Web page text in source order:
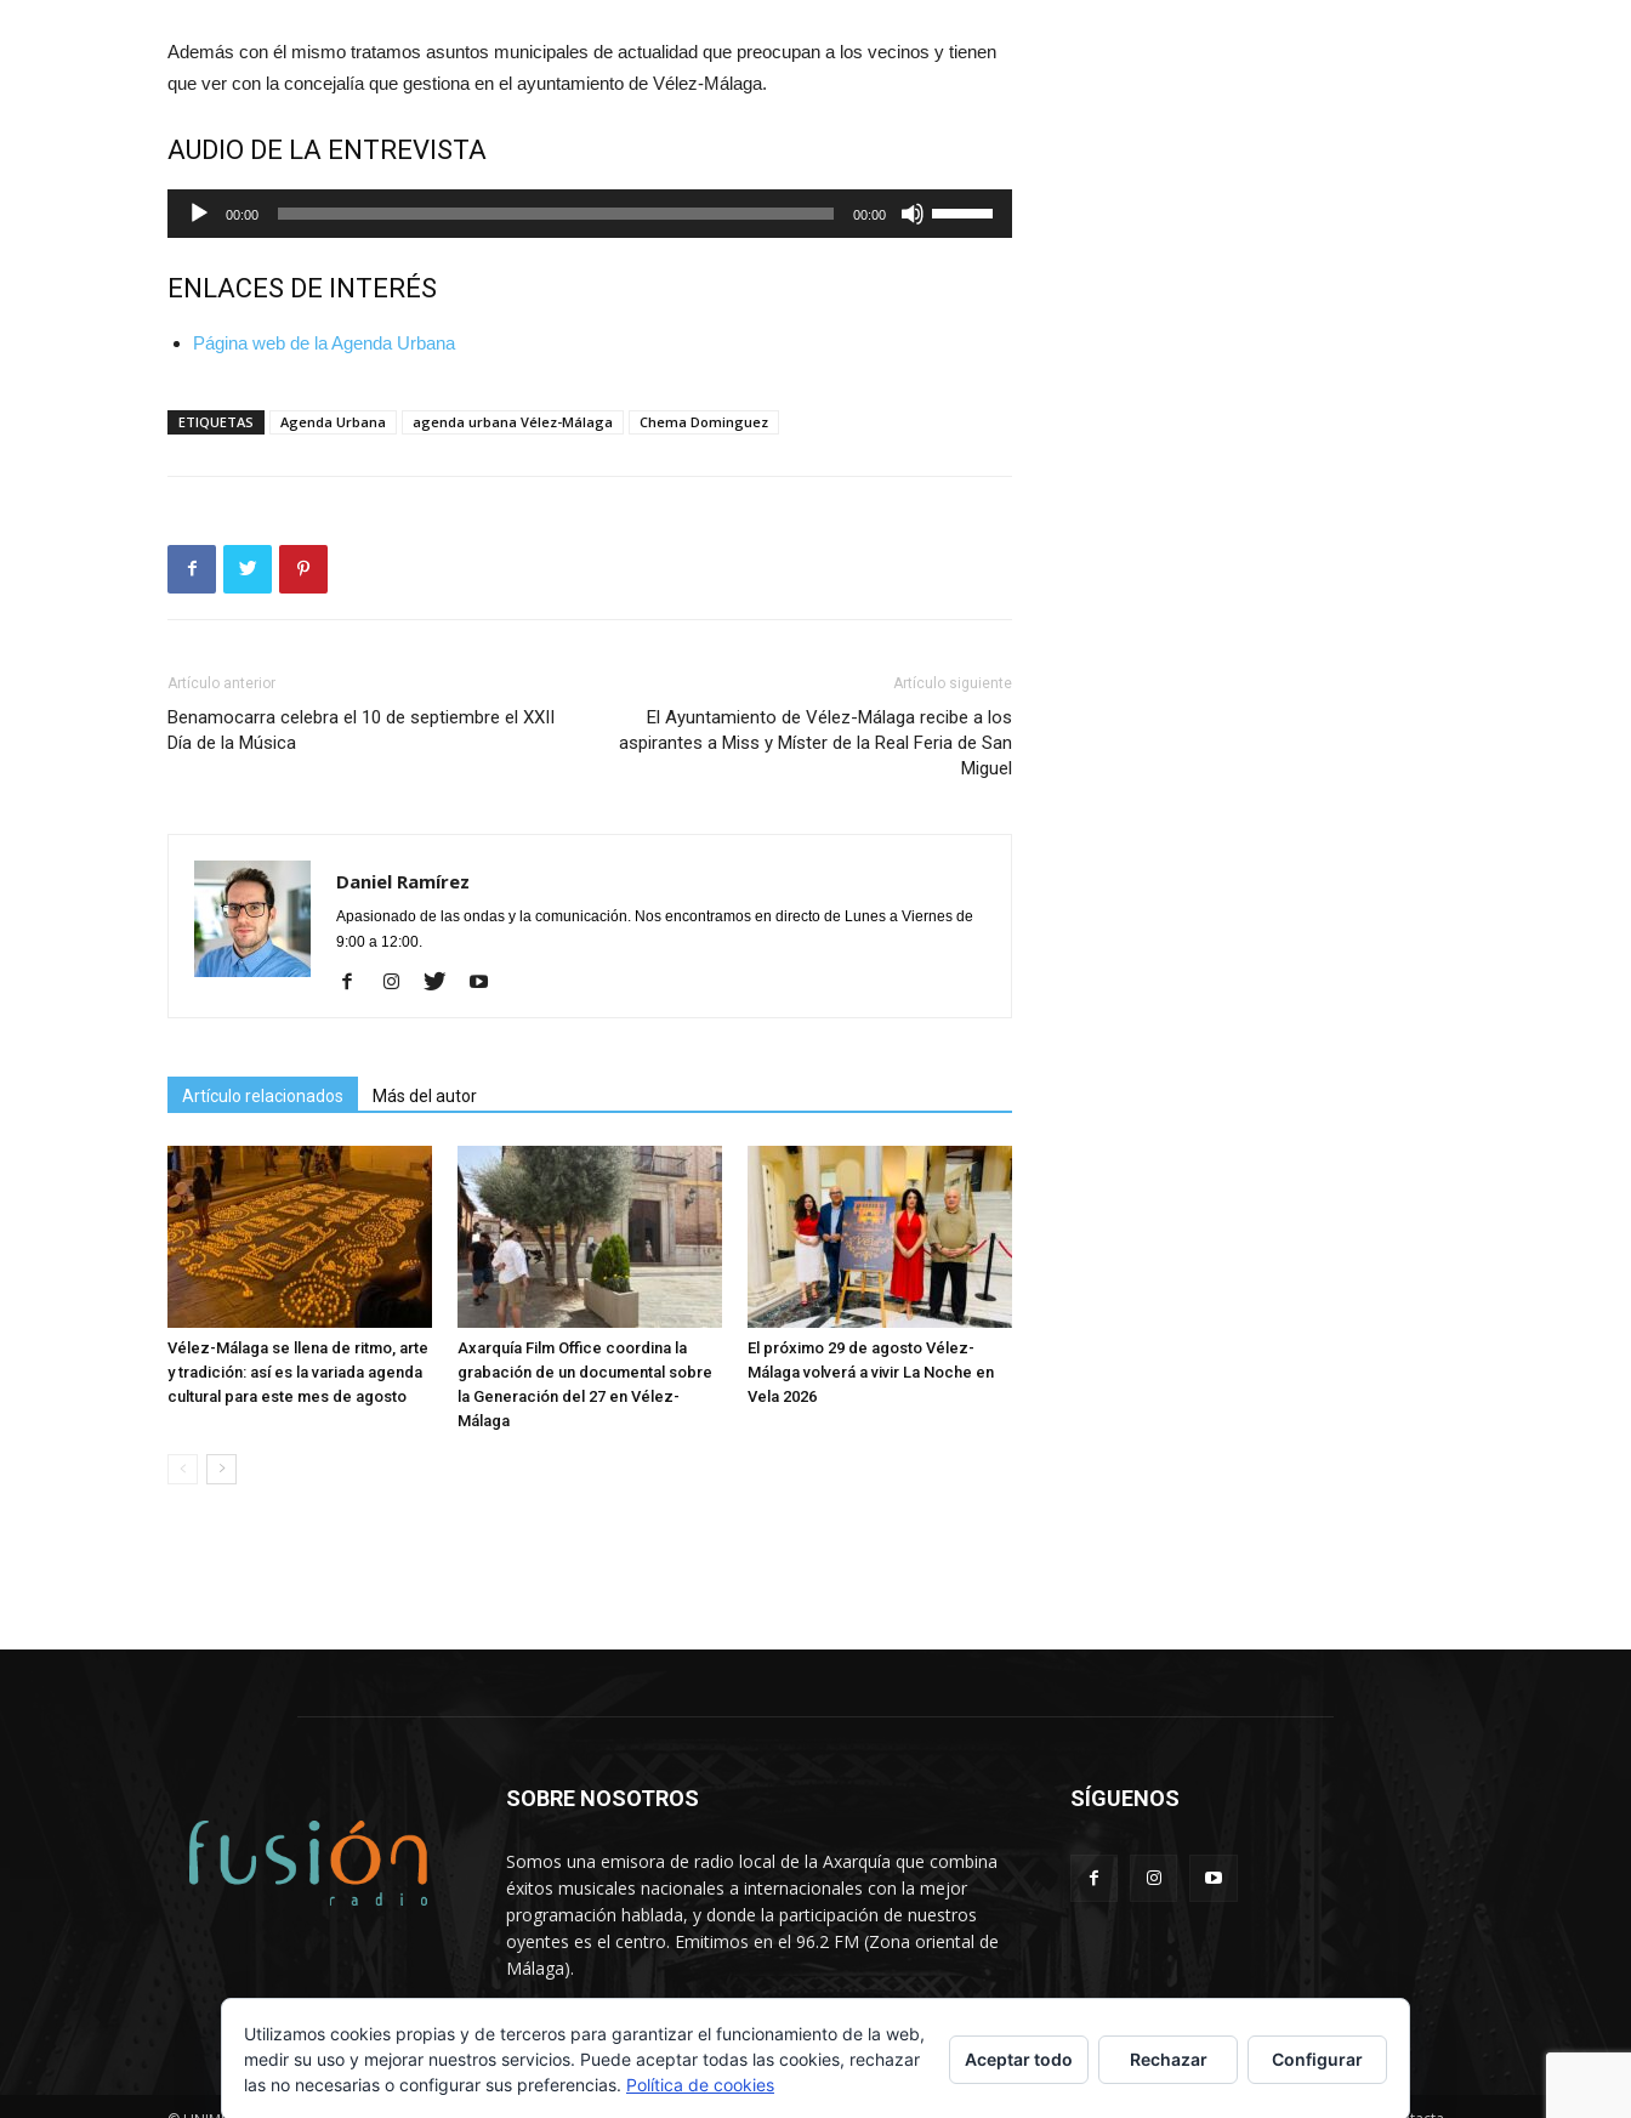
Además con él mismo tratamos asuntos municipales de actualidad que preocupan a los vecinos y tienen
que ver con la concejalía que gestiona en el ayuntamiento de Vélez-Málaga.
AUDIO DE LA ENTREVISTA
Reproductor
de
00:00 00:00
las
ENLACES DE INTERÉS
Página web de la Agenda Urbana
ETIQUETAS Agenda Urbana agenda urbana Vélez-Málaga Chema Dominguez
Artículo anterior
Benamocarra celebra el 10 de septiembre el XXII
Día de la Música
Artículo siguiente
El Ayuntamiento de Vélez-Málaga recibe a los
aspirantes a Miss y Míster de la Real Feria de San
Miguel
Daniel Ramírez
Apasionado de las ondas y la comunicación. Nos encontramos en directo de Lunes a Viernes de
9:00 a 12:00.
Artículo relacionados Más del autor
Vélez-Málaga se llena de ritmo, arte
y tradición: así es la variada agenda
cultural para este mes de agosto
Axarquía Film Office coordina la
grabación de un documental sobre
la Generación del 27 en Vélez-
Málaga
El próximo 29 de agosto Vélez-
Málaga volverá a vivir La Noche en
Vela 2026
SOBRE NOSOTROS
Somos una emisora de radio local de la Axarquía que combina
éxitos musicales nacionales a internacionales con la mejor
programación hablada, y donde la participación de nuestros
oyentes es el centro. Emitimos en el 96.2 FM (Zona oriental de
Málaga).
SÍGUENOS
Utilizamos cookies propias y de terceros para garantizar el funcionamiento de la web,
medir su uso y mejorar nuestros servicios. Puede aceptar todas las cookies, rechazar
las no necesarias o configurar sus preferencias. Política de cookies
Aceptar todo Rechazar Configurar